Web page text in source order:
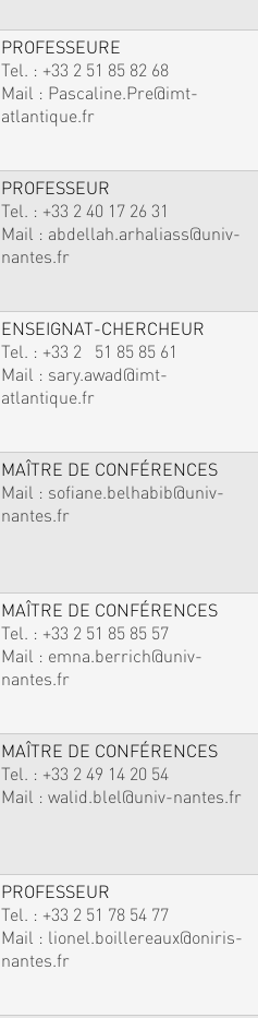
PROFESSEURE
Tel. : +33 2 51 85 82 68
Mail : Pascaline.Pre@imt-
atlantique.fr
PROFESSEUR
Tel. : +33 2 40 17 26 31
Mail : abdellah.arhaliass@univ-
nantes.fr
ENSEIGNAT-CHERCHEUR
Tel. : +33 2 51 85 85 61
Mail : sary.awad@imt-
atlantique.fr
MAÎTRE DE CONFÉRENCES
Mail : sofiane.belhabib@univ-
nantes.fr
MAÎTRE DE CONFÉRENCES
Tel. : +33 2 51 85 85 57
Mail : emna.berrich@univ-
nantes.fr
MAÎTRE DE CONFÉRENCES
Tel. : +33 2 49 14 20 54
Mail : walid.blel@univ-nantes.fr
PROFESSEUR
Tel. : +33 2 51 78 54 77
Mail : lionel.boillereaux@oniris-
nantes.fr